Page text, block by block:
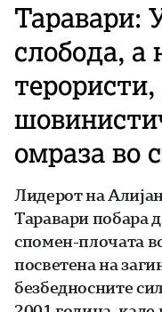
Таравари:
слобода, а
терористи,
омраза во
Лидерот на
Таравари побара
спомен-плочата
посветена на
безбедносните